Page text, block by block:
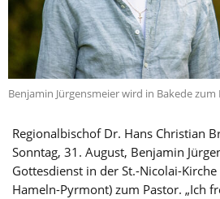
Benjamin Jürgensmeier wird in Bakede
Regionalbischof Dr. Hans Christian
Sonntag, 31. August, Benjamin
Gottesdienst in der St.-Nicolai-
Hameln-Pyrmont) zum Pastor. „Ich